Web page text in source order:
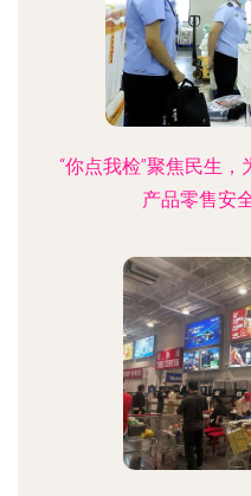
“你点我检”聚焦民生
产品零售安